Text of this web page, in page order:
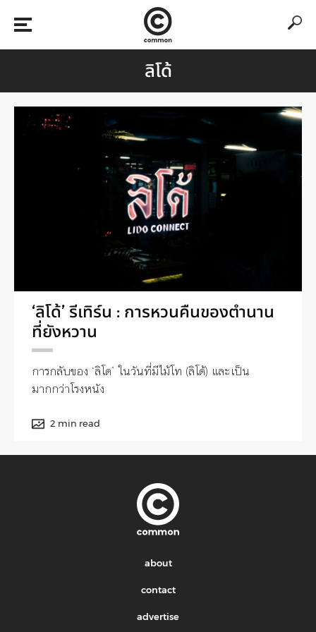
ลิโด้
‘ลิโด้’ รีเทิร์น : การหวนคืนของตำนาน
ที่ยังหวาน
การกลับของ ‘ลิโด’ ในวันที่มีไม้โท (ลิโด้) และเป็น
มากกว่าโรงหนัง
2 min read
about
contact
advertise